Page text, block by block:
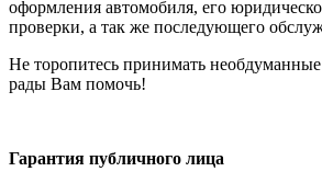
оформления автомобиля, его
проверки, а так же последующего
Не торопитесь принимать
рады Вам помочь!
Гарантия публичного лица